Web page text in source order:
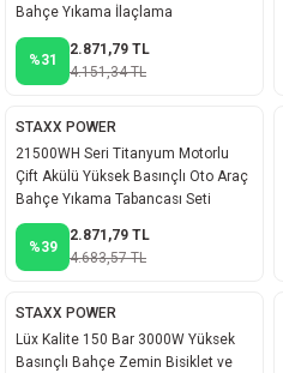
Bahçe Yıkama İlaçlama
%31
2.871,79 TL
4.151,34 TL
STAXX POWER
21500WH Seri Titanyum Motorlu
Çift Akülü Yüksek Basınçlı Oto Araç
Bahçe Yıkama Tabancası Seti
%39
2.871,79 TL
4.683,57 TL
STAXX POWER
Lüx Kalite 150 Bar 3000W Yüksek
Basınçlı Bahçe Zemin Bisiklet ve